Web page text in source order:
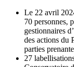
Le 22 avril
70 personnes,
gestionnaires
des actions du
parties
27